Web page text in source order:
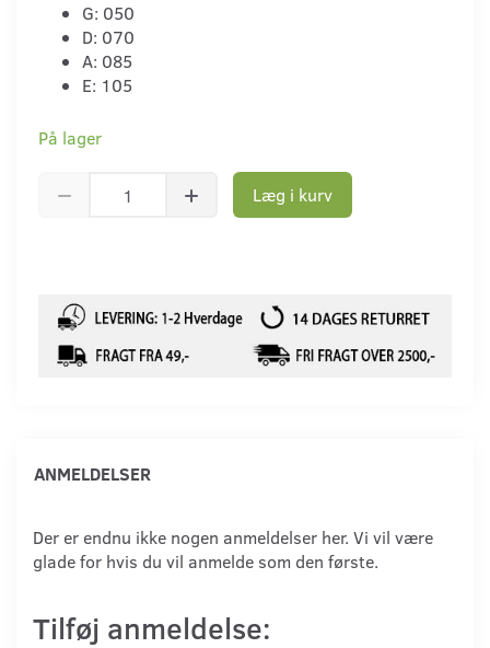
G: 050
D: 070
A: 085
E: 105
På lager
Læg i kurv
ANMELDELSER
Der er endnu ikke nogen anmeldelser her. Vi vil være
glade for hvis du vil anmelde som den første.
Tilføj anmeldelse: